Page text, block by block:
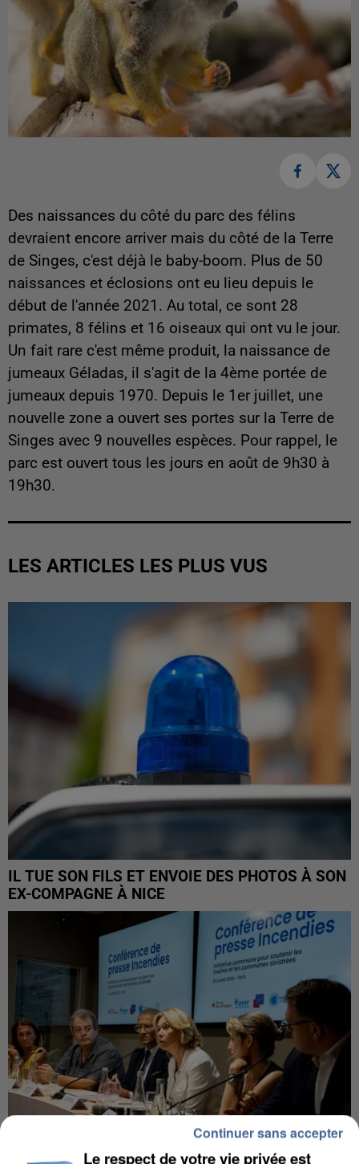
Des naissances du côté du parc des félins
devraient encore arriver mais du côté de la Terre
de Singes, c'est déjà le baby-boom. Plus de 50
naissances et éclosions ont eu lieu depuis le
début de l'année 2021. Au total, ce sont 28
primates, 8 félins et 16 oiseaux qui ont vu le jour.
Un fait rare c'est même produit, la naissance de
jumeaux Géladas, il s'agit de la 4ème portée de
jumeaux depuis 1970. Depuis le 1er juillet, une
nouvelle zone a ouvert ses portes sur la Terre de
Singes avec 9 nouvelles espèces. Pour rappel, le
parc est ouvert tous les jours en août de 9h30 à
19h30.
LES ARTICLES LES PLUS VUS
IL TUE SON FILS ET ENVOIE DES PHOTOS À SON
EX-COMPAGNE À NICE
Le respect de votre vie privée est
Continuer sans accepter